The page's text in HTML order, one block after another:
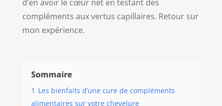
d’en avoir le cœur net en testant des
compléments aux vertus capillaires. Retour sur
mon expérience.
Sommaire
1 Les bienfaits d’une cure de compléments
alimentaires sur votre chevelure